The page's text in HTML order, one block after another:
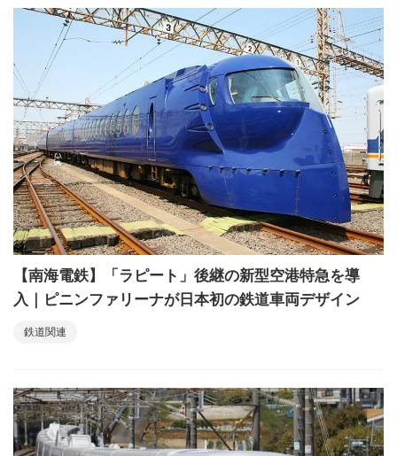
【南海電鉄】「ラピート」後継の新型空港特急を導
入｜ピニンファリーナが日本初の鉄道車両デザイン
鉄道関連